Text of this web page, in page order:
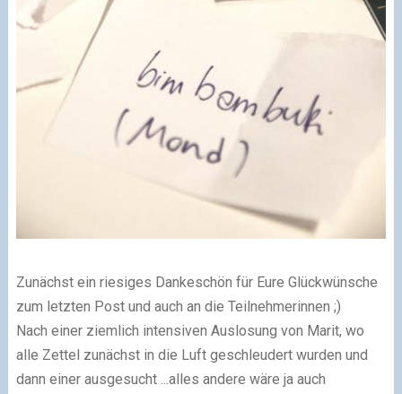
Zunächst ein riesiges Dankeschön für Eure Glückwünsche
zum letzten Post und auch an die Teilnehmerinnen ;)
Nach einer ziemlich intensiven Auslosung von Marit, wo
alle Zettel zunächst in die Luft geschleudert wurden und
dann einer ausgesucht ...alles andere wäre ja auch